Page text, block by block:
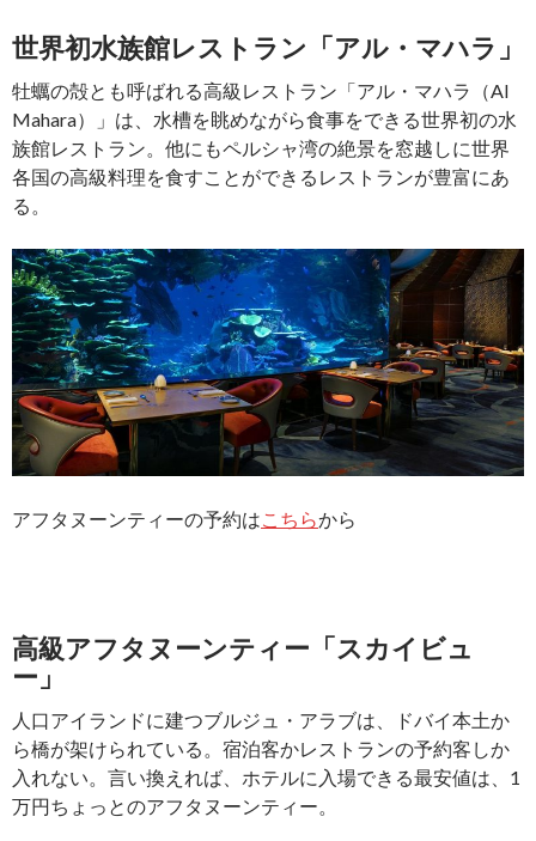
世界初水族館レストラン「アル・マハラ」
牡蠣の殻とも呼ばれる高級レストラン「アル・マハラ（Al
Mahara）」は、水槽を眺めながら食事をできる世界初の水
族館レストラン。他にもペルシャ湾の絶景を窓越しに世界
各国の高級料理を食すことができるレストランが豊富にあ
る。
アフタヌーンティーの予約はこちらから
高級アフタヌーンティー「スカイビュ
ー」
人口アイランドに建つブルジュ・アラブは、ドバイ本土か
ら橋が架けられている。宿泊客かレストランの予約客しか
入れない。言い換えれば、ホテルに入場できる最安値は、1
万円ちょっとのアフタヌーンティー。